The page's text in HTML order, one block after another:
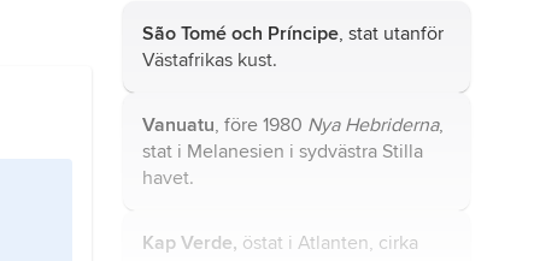
São Tomé och Príncipe, stat utanför
Västafrikas kust.
Vanuatu, före 1980 Nya Hebriderna,
stat i Melanesien i sydvästra Stilla
havet.
Kap Verde, östat i Atlanten, cirka